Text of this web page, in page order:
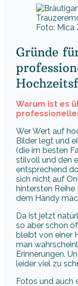
Foto: Mica
Gründe
Warum ist es
Wer Wert auf
Bilder legt und
(die im besten
stilvoll und den
entsprechend
sich nicht auf
hintersten
dem Handy
Da ist jetzt
so aber schon
bleibt von einer
man
Erinnerungen.
leider viel zu
Fotos und auch